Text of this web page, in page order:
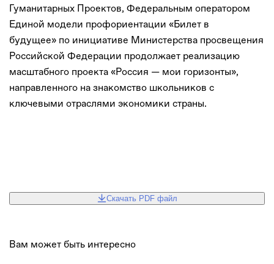
Гуманитарных Проектов, Федеральным оператором
Единой модели профориентации «Билет в
будущее» по инициативе Министерства просвещения
Российской Федерации продолжает реализацию
масштабного проекта «Россия — мои горизонты»,
направленного на знакомство школьников с
ключевыми отраслями экономики страны.
Скачать PDF файл
Вам может быть интересно